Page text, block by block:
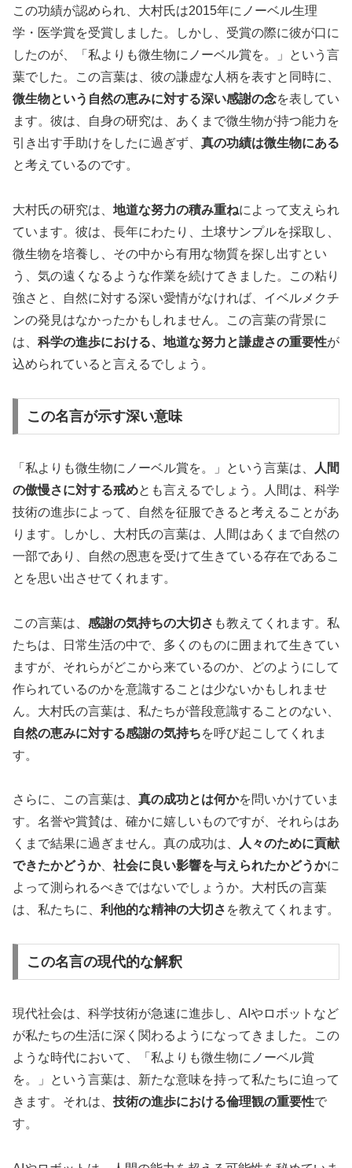
この功績が認められ、大村氏は2015年にノーベル生理
学・医学賞を受賞しました。しかし、受賞の際に彼が口に
したのが、「私よりも微生物にノーベル賞を。」という言
葉でした。この言葉は、彼の謙虚な人柄を表すと同時に、
微生物という自然の恵みに対する深い感謝の念を表してい
ます。彼は、自身の研究は、あくまで微生物が持つ能力を
引き出す手助けをしたに過ぎず、 真の功績は微生物にある
と考えているのです。
大村氏の研究は、 地道な努力の積み重ねによって支えられ
ています。彼は、長年にわたり、土壌サンプルを採取し、
微生物を培養し、その中から有用な物質を探し出すとい
う、気の遠くなるような作業を続けてきました。この粘り
強さと、自然に対する深い愛情がなければ、イベルメクチ
ンの発見はなかったかもしれません。この言葉の背景に
は、 科学の進歩における、地道な努力と謙虚さの重要性が
込められていると言えるでしょう。
この名言が示す深い意味
「私よりも微生物にノーベル賞を。」という言葉は、
人間
の傲慢さに対する戒めとも言えるでしょう。人間は、科学
技術の進歩によって、自然を征服できると考えることがあ
ります。しかし、大村氏の言葉は、人間はあくまで自然の
一部であり、自然の恩恵を受けて生きている存在であるこ
とを思い出させてくれます。
この言葉は、 感謝の気持ちの大切さ も教えてくれます。私
たちは、日常生活の中で、多くのものに囲まれて生きてい
ますが、それらがどこから来ているのか、どのようにして
作られているのかを意識することは少ないかもしれませ
ん。大村氏の言葉は、私たちが普段意識することのない、
自然の恵みに対する感謝の気持ちを呼び起こしてくれま
す。
さらに、この言葉は、 真の成功とは何かを問いかけていま
す。名誉や賞賛は、確かに嬉しいものですが、それらはあ
くまで結果に過ぎません。真の成功は、
人々のために貢献
できたかどうか、 社会に良い影響を与えられたかどうかに
よって測られるべきではないでしょうか。大村氏の言葉
は、私たちに、 利他的な精神の大切さ を教えてくれます。
この名言の現代的な解釈
現代社会は、科学技術が急速に進歩し、AIやロボットなど
が私たちの生活に深く関わるようになってきました。この
ような時代において、「私よりも微生物にノーベル賞
を。」という言葉は、新たな意味を持って私たちに迫って
きます。それは、 技術の進歩における倫理観の重要性で
す。